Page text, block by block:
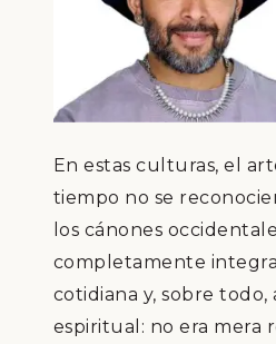
En estas culturas, el
tiempo no se
los cánones
completamente
cotidiana y, sobre todo,
espiritual: no era mera